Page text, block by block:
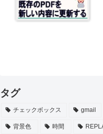
タグ
チェックボックス gmail
背景色 時間